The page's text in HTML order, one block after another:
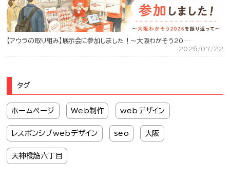
【アウラの取り組み】展示会に参加しました！～大阪わかそう20…
2026/07/22
タグ
ホームページ Web制作 webデザイン
レスポンシブwebデザイン seo 大阪
天神橋筋六丁目